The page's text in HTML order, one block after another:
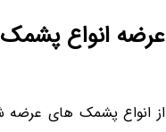
عرضه انواع
از انواع پشمک های عرضه